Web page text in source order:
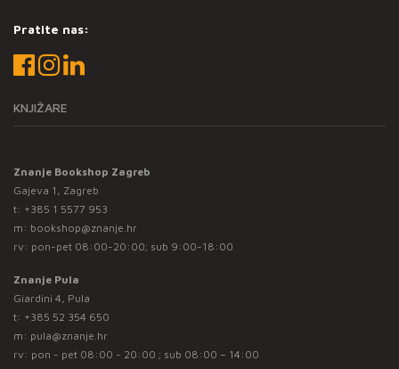
Pratite nas:
KNJIŽARE
Znanje Bookshop Zagreb
Gajeva 1, Zagreb
t: +385 1 5577 953
m: bookshop@znanje.hr
rv: pon-pet 08:00-20:00; sub 9:00-18:00
Znanje Pula
Giardini 4, Pula
t: +385 52 354 650
m: pula@znanje.hr
rv: pon - pet 08:00 - 20:00 ; sub 08:00 – 14:00